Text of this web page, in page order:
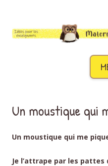
Un moustique qui
Un moustique qui me
Je l’attrape par les pattes